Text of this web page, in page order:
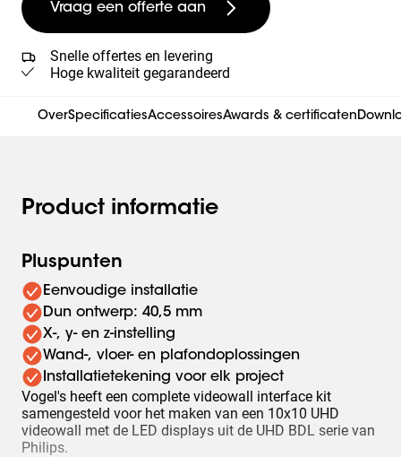
Vraag een offerte aan
Snelle offertes en levering
Hoge kwaliteit gegarandeerd
OverSpecificatiesAccessoiresAwards & certificaten
Product informatie
Pluspunten
Eenvoudige installatie
Dun ontwerp: 40,5 mm
X-, y- en z-instelling
Wand-, vloer- en plafondoplossingen
Installatietekening voor elk project
Vogel's heeft een complete videowall interface kit
samengesteld voor het maken van een 10x10 UHD
videowall met de LED displays uit de UHD BDL serie van
Philips.